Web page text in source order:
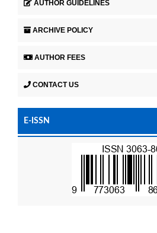
AUTHOR GUIDELINES
ARCHIVE POLICY
AUTHOR FEES
CONTACT US
E-ISSN